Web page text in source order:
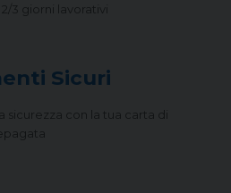
3 giorni lavorativi
Sicuri
sicurezza con la tua carta di